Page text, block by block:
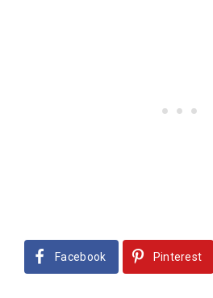
Facebook Pinterest